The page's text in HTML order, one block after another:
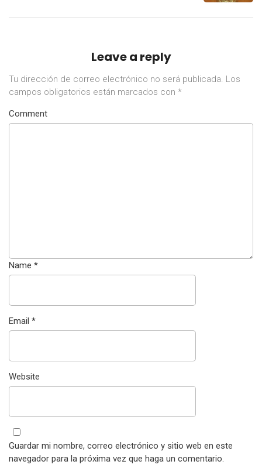
Leave a reply
Tu dirección de correo electrónico no será publicada. Los
campos obligatorios están marcados con *
Comment
Name *
Email *
Website
Guardar mi nombre, correo electrónico y sitio web en este
navegador para la próxima vez que haga un comentario.